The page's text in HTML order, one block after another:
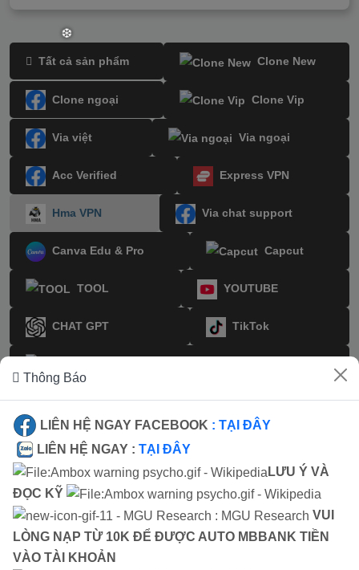
Tất cả sản phẩm Clone New
Clone ngoại Clone Vip
Via việt Via ngoại
Acc Verified Express VPN
Hma VPN Via chat support
Canva Edu & Pro Capcut
TOOL YOUTUBE
CHAT GPT TikTok
Instagram
Hma VPN
Thông Báo
LIÊN HỆ NGAY FACEBOOK : TẠI ĐÂY
LIÊN HỆ NGAY : TẠI ĐÂY
LƯU Ý VÀ
ĐỌC KỸ
VUI
LÒNG NẠP TỪ 10K ĐỂ ĐƯỢC AUTO MBBANK TIỀN
VÀO TÀI KHOẢN